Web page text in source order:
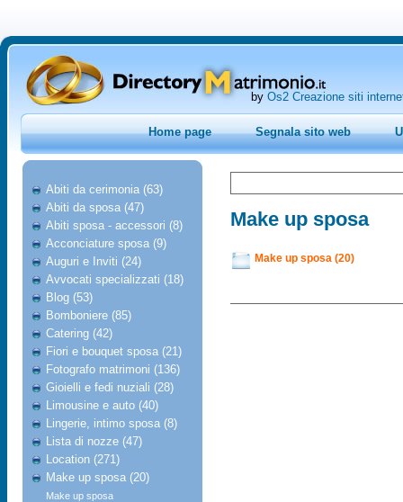
by Os2 Creazione siti
Home page Segnala sito web
Abiti da cerimonia (63)
Abiti da sposa (47)
Abiti sposa - accessori (8)
Acconciature sposa (9)
Auguri e Inviti (24)
Avvocati specializzati (18)
Blog (53)
Bomboniere (85)
Catering (42)
Fiori e bouquet sposa (21)
Fotografo matrimoni (136)
Gioielli e fedi nuziali (28)
Limousine e auto (40)
Lingerie, intimo sposa (8)
Lista di nozze (47)
Location (271)
Make up sposa (20)
Make up sposa
Make up sposa
Make up sposa (20)